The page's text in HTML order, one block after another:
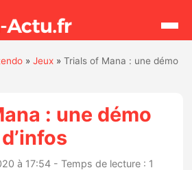
»Jeux »Trials of Mana : une démo
: une démo
à 17:54 - Temps de lecture : 1